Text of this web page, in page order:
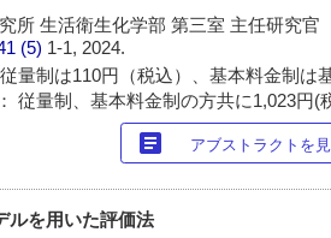
所 生活衛生化学部 第三室 主任研究官
(5) 1-1, 2024.
量制は110円（税込）、基本料金制は
従量制、基本料金制の方共に1,023円(
article アブストラクトを
ルを用いた評価法